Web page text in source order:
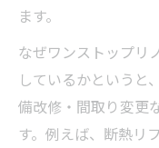
ます。
なぜワンストップリ
しているかというと
備改修・間取り変更
す。例えば、断熱リ